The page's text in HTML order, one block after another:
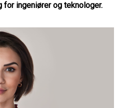
ingeniører og teknologer.